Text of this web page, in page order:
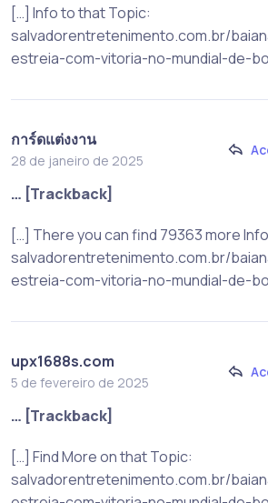
[…] Info to that Topic:
salvadorentretenimento.com.br/
estreia-com-vitoria-no-mundial-de-
การ์ดแต่งงาน
28 de janeiro de 2025
… [Trackback]
[…] There you can find 79363 more
salvadorentretenimento.com.br/
estreia-com-vitoria-no-mundial-de-
upx1688s.com
5 de fevereiro de 2025
… [Trackback]
[…] Find More on that Topic:
salvadorentretenimento.com.br/